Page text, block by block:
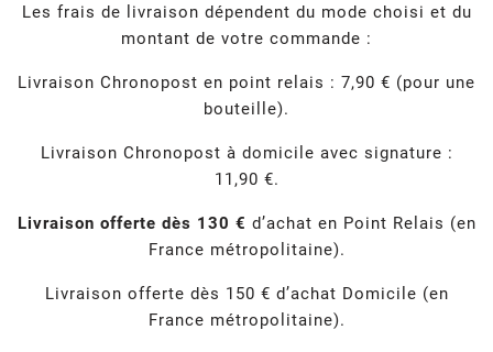
Les frais de livraison dépendent du mode choisi et du
montant de votre commande :
Livraison Chronopost en point relais : 7,90 € (pour une
bouteille).
Livraison Chronopost à domicile avec signature :
11,90 €.
Livraison offerte dès 130 € d’achat en Point Relais (en
France métropolitaine).
Livraison offerte dès 150 € d’achat Domicile (en
France métropolitaine).